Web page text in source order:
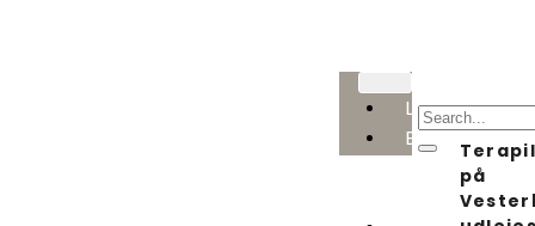
Lokaler
Behandlere
klinikken
på